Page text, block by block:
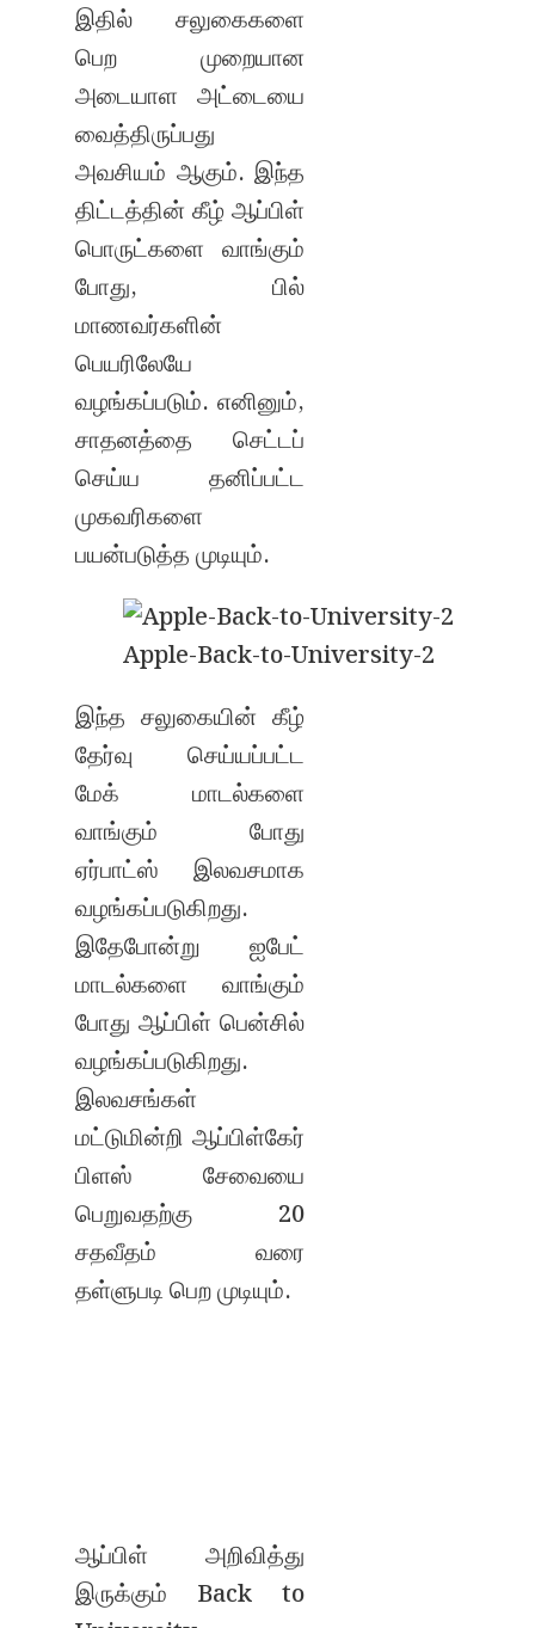
இதில் சலுகைகளை
பெற முறையான
அடையாள அட்டையை
வைத்திருப்பது
அவசியம் ஆகும். இந்த
திட்டத்தின் கீழ் ஆப்பிள்
பொருட்களை வாங்கும்
போது, பில்
மாணவர்களின்
பெயரிலேயே
வழங்கப்படும். எனினும்,
சாதனத்தை செட்டப்
செய்ய தனிப்பட்ட
முகவரிகளை
பயன்படுத்த முடியும்.
Apple-Back-to-University-2
இந்த சலுகையின் கீழ்
தேர்வு செய்யப்பட்ட
மேக் மாடல்களை
வாங்கும் போது
ஏர்பாட்ஸ் இலவசமாக
வழங்கப்படுகிறது.
இதேபோன்று ஐபேட்
மாடல்களை வாங்கும்
போது ஆப்பிள் பென்சில்
வழங்கப்படுகிறது.
இலவசங்கள்
மட்டுமின்றி ஆப்பிள்கேர்
பிளஸ் சேவையை
பெறுவதற்கு 20
சதவீதம் வரை
தள்ளுபடி பெற முடியும்.
ஆப்பிள் அறிவித்து
இருக்கும் Back to